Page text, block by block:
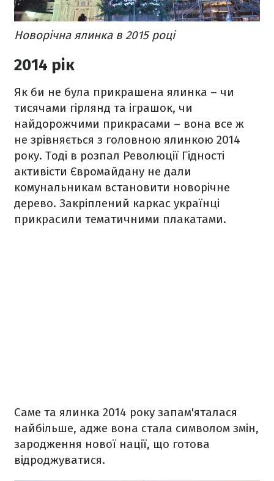
Новорічна ялинка в 2015 році
2014 рік
Як би не була прикрашена ялинка – чи
тисячами гірлянд та іграшок, чи
найдорожчими прикрасами – вона все ж
не зрівняється з головною ялинкою 2014
року. Тоді в розпал Революції Гідності
активісти Євромайдану не дали
комунальникам встановити новорічне
дерево. Закріплений каркас українці
прикрасили тематичними плакатами.
Саме та ялинка 2014 року запам'яталася
найбільше, адже вона стала символом змін,
зародження нової нації, що готова
відроджуватися.